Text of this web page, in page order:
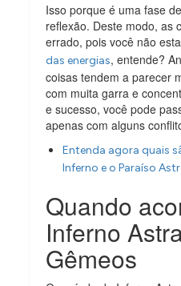
Isso porque é uma fase
reflexão. Deste modo, as
errado, pois você não
das energias, entende?
coisas tendem a parecer
com muita garra e
e sucesso, você pode
apenas com alguns
Entenda agora quais
Inferno e o Paraíso
Quando
Inferno
Gêmeos